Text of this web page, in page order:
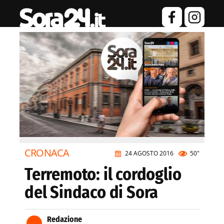
24 AGOSTO 2016 50"
CRONACA
Terremoto: il cordoglio
del Sindaco di Sora
Redazione